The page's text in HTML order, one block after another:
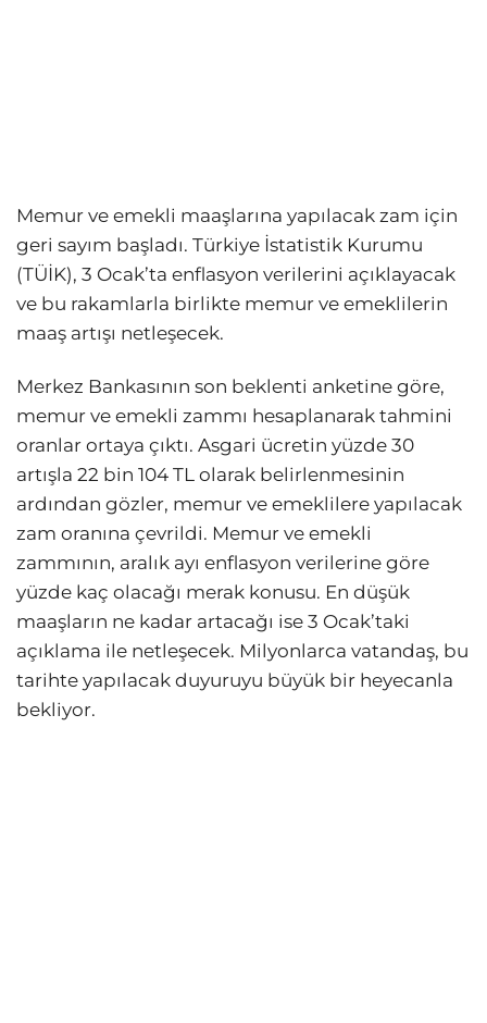
Memur ve emekli maaşlarına yapılacak zam için
geri sayım başladı. Türkiye İstatistik Kurumu
(TÜİK), 3 Ocak’ta enflasyon verilerini açıklayacak
ve bu rakamlarla birlikte memur ve emeklilerin
maaş artışı netleşecek.
Merkez Bankasının son beklenti anketine göre,
memur ve emekli zammı hesaplanarak tahmini
oranlar ortaya çıktı. Asgari ücretin yüzde 30
artışla 22 bin 104 TL olarak belirlenmesinin
ardından gözler, memur ve emeklilere yapılacak
zam oranına çevrildi. Memur ve emekli
zammının, aralık ayı enflasyon verilerine göre
yüzde kaç olacağı merak konusu. En düşük
maaşların ne kadar artacağı ise 3 Ocak’taki
açıklama ile netleşecek. Milyonlarca vatandaş, bu
tarihte yapılacak duyuruyu büyük bir heyecanla
bekliyor.